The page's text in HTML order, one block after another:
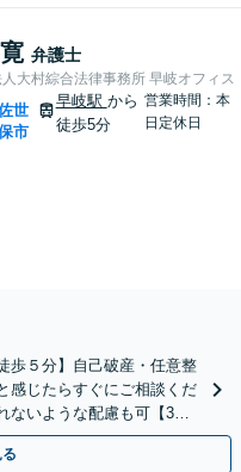
弁護士
大村綜合法律事務所 早岐オフィス
世
市
早岐駅 から
徒歩5分
営業時間：本
日定休日
歩５分】自己破産・任意整
感じたらすぐにご相談くだ
いような配慮も可【3拠